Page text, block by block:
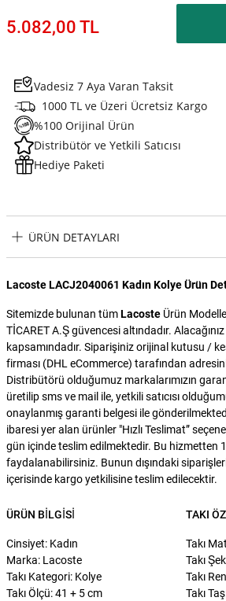
5.082,00 TL
Vadesiz 7 Aya Varan Taksit
1000 TL ve Üzeri Ücretsiz Kargo
%100 Orijinal Ürün
Distribütör ve Yetkili Satıcısı
Hediye Paketi
ÜRÜN DETAYLARI
Lacoste LACJ2040061 Kadın Kolye Ürün
Sitemizde bulunan tümLacoste Ürün
TİCARET A.Ş güvencesi altındadır.
kapsamındadır. Siparişiniz orijinal kutusu /
firması (DHL eCommerce) tarafından
Distribütörü olduğumuz markalarımızın
üretilip sms ve mail ile, yetkili satıcısı
onaylanmış garanti belgesi ile
ibaresi yer alan ürünler "Hızlı Teslimat”
gün içinde teslim edilmektedir. Bu hizmetten
faydalanabilirsiniz. Bunun dışındaki
içerisinde kargo yetkilisine teslim edilecektir.
ÜRÜN BILGISI
Cinsiyet: Kadın
Marka: Lacoste
Takı Kategori: Kolye
Takı Ölçü: 41 + 5 cm
TAKI
Takı
Takı
Takı
Takı